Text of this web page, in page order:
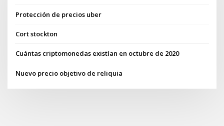
Protección de precios uber
Cort stockton
Cuántas criptomonedas existían en octubre de 2020
Nuevo precio objetivo de reliquia